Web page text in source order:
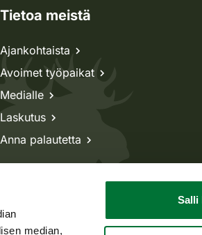
median,
Salli
Tietoa meistä
Ajankohtaista
Avoimet työpaikat
Medialle
Laskutus
Anna palautetta